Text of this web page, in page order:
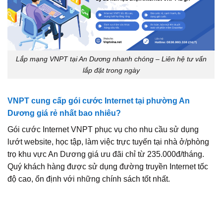
Lắp mạng VNPT tại An Dương nhanh chóng – Liên hệ tư vấn
lắp đặt trong ngày
VNPT cung cấp gói cước Internet tại phường An
Dương giá rẻ nhất bao nhiêu?
Gói cước Internet VNPT phục vụ cho nhu cầu sử dụng
lướt website, học tập, làm việc trực tuyến tại nhà ở/phòng
trọ khu vực An Dương giá ưu đãi chỉ từ 235.000đ/tháng.
Quý khách hàng được sử dụng đường truyền Internet tốc
độ cao, ổn định với những chính sách tốt nhất.